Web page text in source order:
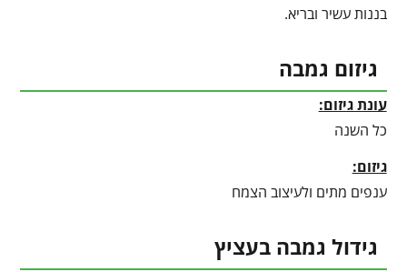
בננות עשיר ובריא.
גיזום גמבה
עונת גיזום:
כל השנה
גיזום:
ענפים מתים ולעיצוב הצמח
גידול גמבה בעציץ